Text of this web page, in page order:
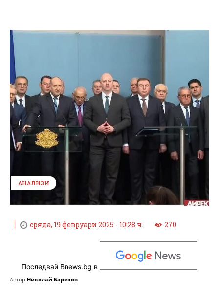
АНАЛИЗИ
сряда, 19 февруари 2025 - 10:28 ч. 270
Последвай Bnews.bg в
Автор Николай Бареков